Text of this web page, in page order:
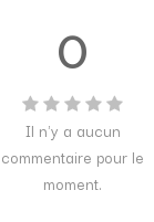
0
Il n'y a aucun
commentaire pour le
moment.